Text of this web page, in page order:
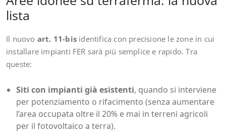
lista
Il nuovo art. 11-bis identifica con precisione le zone in cui
installare impianti FER sarà più semplice e rapido. Tra
queste:
Siti con impianti già esistenti, quando si interviene
per potenziamento o rifacimento (senza aumentare
l’area occupata oltre il 20% e mai in terreni agricoli
per il fotovoltaico a terra).